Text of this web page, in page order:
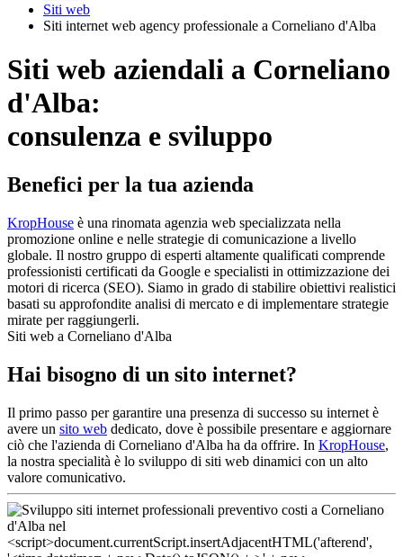
Siti web
Siti internet web agency professionale a Corneliano d'Alba
Siti web aziendali a Corneliano
d'Alba:
consulenza e sviluppo
Benefici per la tua azienda
KropHouse è una rinomata agenzia web specializzata nella
promozione online e nelle strategie di comunicazione a livello
globale. Il nostro gruppo di esperti altamente qualificati comprende
professionisti certificati da Google e specialisti in ottimizzazione dei
motori di ricerca (SEO). Siamo in grado di stabilire obiettivi realistici
basati su approfondite analisi di mercato e di implementare strategie
mirate per raggiungerli.
Siti web a Corneliano d'Alba
Hai bisogno di un sito internet?
Il primo passo per garantire una presenza di successo su internet è
avere un sito web dedicato, dove è possibile presentare e aggiornare
ciò che l'azienda di Corneliano d'Alba ha da offrire. In KropHouse,
la nostra specialità è lo sviluppo di siti web dinamici con un alto
valore comunicativo.